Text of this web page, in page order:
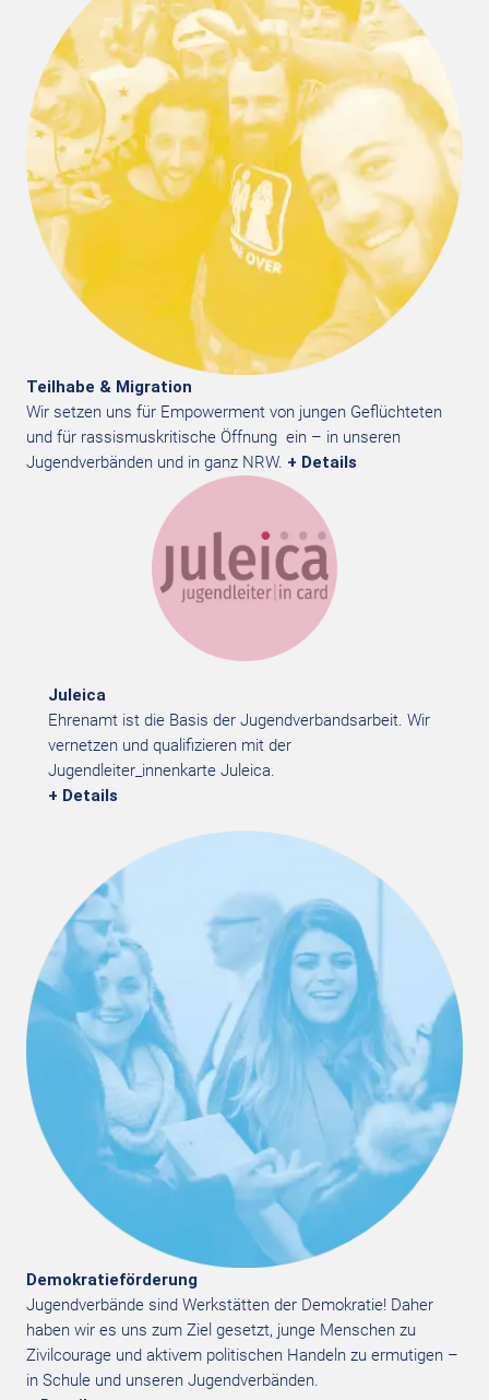
Teilhabe & Migration
Wir setzen uns für Empowerment von jungen Geflüchteten
und für rassismuskritische Öffnung ein – in unseren
Jugendverbänden und in ganz NRW. + Details
Juleica
Ehrenamt ist die Basis der Jugendverbandsarbeit. Wir
vernetzen und qualifizieren mit der
Jugendleiter_innenkarte Juleica.
+ Details
Demokratieförderung
Jugendverbände sind Werkstätten der Demokratie! Daher
haben wir es uns zum Ziel gesetzt, junge Menschen zu
Zivilcourage und aktivem politischen Handeln zu ermutigen –
in Schule und unseren Jugendverbänd​en.